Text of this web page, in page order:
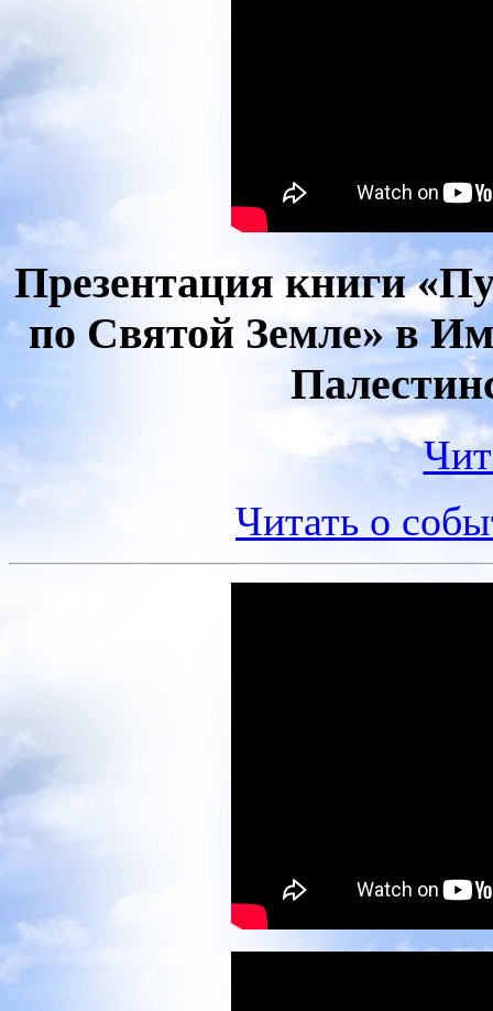
Презентация книги
по Святой Земле» в
Читать о